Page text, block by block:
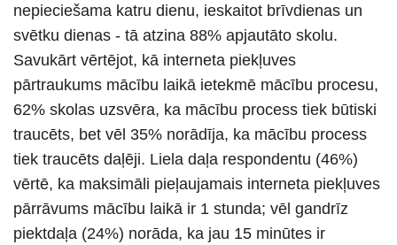
nepieciešama katru dienu, ieskaitot brīvdienas un
svētku dienas - tā atzina 88% apjautāto skolu.
Savukārt vērtējot, kā interneta piekļuves
pārtraukums mācību laikā ietekmē mācību procesu,
62% skolas uzsvēra, ka mācību process tiek būtiski
traucēts, bet vēl 35% norādīja, ka mācību process
tiek traucēts daļēji. Liela daļa respondentu (46%)
vērtē, ka maksimāli pieļaujamais interneta piekļuves
pārrāvums mācību laikā ir 1 stunda; vēl gandrīz
piektdaļa (24%) norāda, ka jau 15 minūtes ir